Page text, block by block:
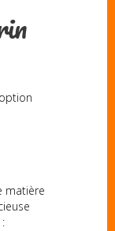
matière